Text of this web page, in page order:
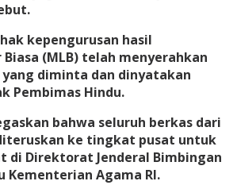
kepengurusan hasil
(MLB) telah menyerahkan
diminta dan dinyatakan
Pembimas Hindu.
bahwa seluruh berkas dari
ke tingkat pusat untuk
di Direktorat Jenderal Bimbingan
Kementerian Agama RI.